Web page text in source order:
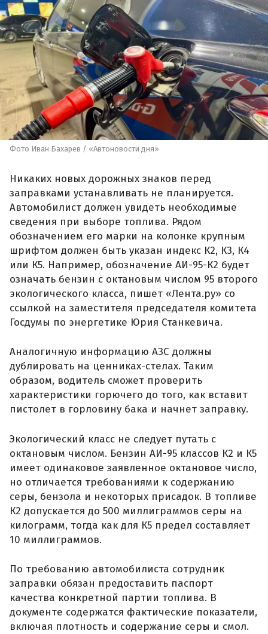
Фото Иван Бахарев / «Автоновости дня»
Никаких новых дорожных знаков перед
заправками устанавливать не планируется.
Автомобилист должен увидеть необходимые
сведения при выборе топлива. Рядом
обозначением его марки на колонке крупным
шрифтом должен быть указан индекс К2, К3, К4
или К5. Например, обозначение АИ-95-К2 будет
означать бензин с октановым числом 95 второго
экологического класса, пишет «Лента.ру» со
ссылкой на заместителя председателя комитета
Госдумы по энергетике Юрия Станкевича.
Аналогичную информацию АЗС должны
дублировать на ценниках-стелах. Таким
образом, водитель сможет проверить
характеристики горючего до того, как вставит
пистолет в горловину бака и начнет заправку.
Экологический класс не следует путать с
октановым числом. Бензин АИ-95 классов К2 и К5
имеет одинаковое заявленное октановое число,
но отличается требованиями к содержанию
серы, бензола и некоторых присадок. В топливе
К2 допускается до 500 миллиграммов серы на
килограмм, тогда как для К5 предел составляет
10 миллиграммов.
По требованию автомобилиста сотрудник
заправки обязан предоставить паспорт
качества конкретной партии топлива. В
документе содержатся фактические показатели,
включая плотность и содержание серы и смол.